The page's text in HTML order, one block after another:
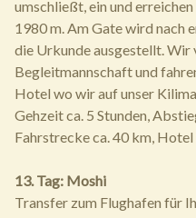
umschließt, ein und
1980 m. Am Gate wird
die Urkunde ausgestellt. Wir
Begleitmannschaft und
Hotel wo wir auf unser
Gehzeit ca. 5 Stunden,
Fahrstrecke ca. 40 km, Hotel
13. Tag: Moshi
Transfer zum Flughafen für